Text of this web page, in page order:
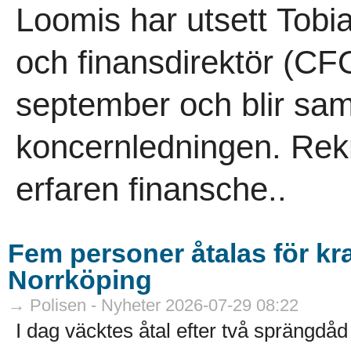
Loomis har utsett
och finansdirektör
september och blir
koncernledningen.
erfaren finansche..
Fem personer åtalas för
Norrköping
→ Polisen - Nyheter 2026-07-29 08:22
I dag väcktes åtal efter två